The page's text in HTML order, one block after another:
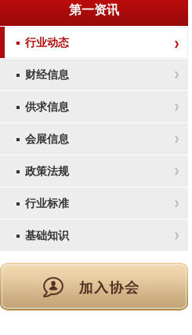
第一资讯
行业动态
财经信息
供求信息
会展信息
政策法规
行业标准
基础知识